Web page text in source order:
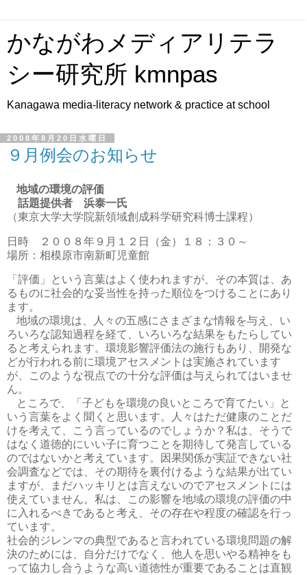
かながわメディアリテラ
シー研究所 kmnpas
Kanagawa media-literacy network & practice at school
2008年8月20日水曜日
９月例会のお知らせ
地域の環境の評価
話題提供者 浜泰一氏
（東京大学大学院新領域創成科学研究科博士課程）
日時 ２００８年９月１２日（金）１８：３０ ～
場所：相模原市南新町児童館
「評価」という言葉はよく使われますが、その本質は、あ
るものに社会的な妥当性を持った順位をつけることにあり
ます。
地域の環境は、人々の五感にさまざまな情報を与え、い
ろいろな認知過程を経て、いろいろな結果をもたらしてい
ると考えられます。環境影響評価法の施行もあり、開発な
どが行われる前に環境アセスメントは実施されています
が、このような視点での十分な評価は与えられてはいませ
ん。
ところで、「子どもを環境の良いところで育てたい」と
いう言葉をよく聞くと思います。人々はただ健康のことだ
けを考えて、こう言っているのでしょうか？私は、そうで
はなく道徳的にいい子に育つことを期待して発言している
のではないかと考えています。因果関係が実証できない社
会調査などでは、その期待を裏付けるような結果が出てい
ますが、まだハッキリとは言えないのでアセスメントには
使えていません。私は、この影響を地域の環境の評価の中
に入れるべきであると考え、その存在や程度の確認を行っ
ています。
社会的ジレンマの典型であると言われている環境問題の解
決のためには、自分だけでなく、他人を思いやる精神をも
って協力し合うような高い道徳性が重要であることは直観